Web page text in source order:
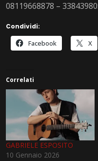
08119668878 –
Condividi:
Facebook X
Correlati
GABRIELE ESPOSITO
10 Gennaio 2026